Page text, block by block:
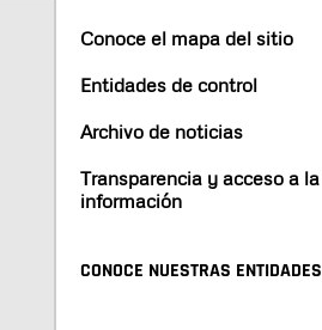
Conoce el mapa del sitio
Entidades de control
Archivo de noticias
Transparencia y acceso a la
información
CONOCE NUESTRAS ENTIDADES